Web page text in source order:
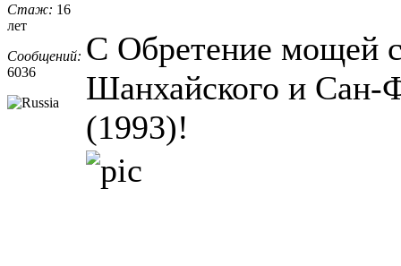
Стаж: 16
лет
Сообщений:
6036
С Обретение мощей
Шанхайского и Сан-
(1993)!